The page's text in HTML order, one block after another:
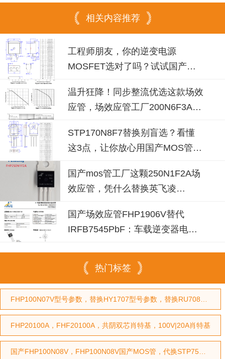
相关内容推荐
工程师朋友，你的逆变电源
MOSFET选对了吗？试试国产
温升狂降！同步整流优选这款场效
应管，场效应管工厂200N6F3A可
STP170N8F7替换别盲选？看懂
这3点，让你放心用国产MOS管替
国产mos管工厂这颗250N1F2A场
效应管，凭什么替换英飞凌
国产场效应管FHP1906V替代
IRFB7545PbF：车载逆变器电源
热门标签
FHP20100A，FHF20100A，共阴双芯肖特基，100V|20A肖特基